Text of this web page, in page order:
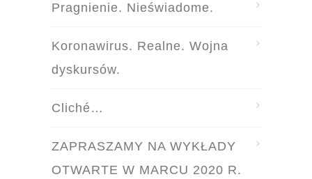
Pragnienie. Nieświadome.
Koronawirus. Realne. Wojna
dyskursów.
Cliché…
ZAPRASZAMY NA WYKŁADY
OTWARTE W MARCU 2020 R.